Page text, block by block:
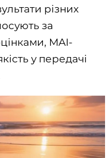
різних
за
MAI-
у передачі